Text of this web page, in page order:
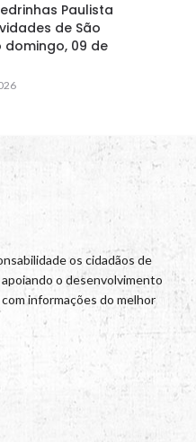
Paulista
de São
09 de
os cidadãos de
o desenvolvimento
informações do melhor